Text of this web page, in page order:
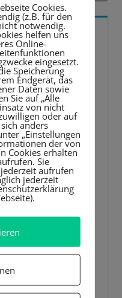
Cookies.
(z.B. für den
notwendig.
helfen uns
Online-
eingesetzt.
Speicherung
Endgerät, das
Daten sowie
Sie auf „Alle
von nicht
oder auf
anders
„Einstellungen
der von
Cookies erhalten
Sie
aufrufen
jederzeit